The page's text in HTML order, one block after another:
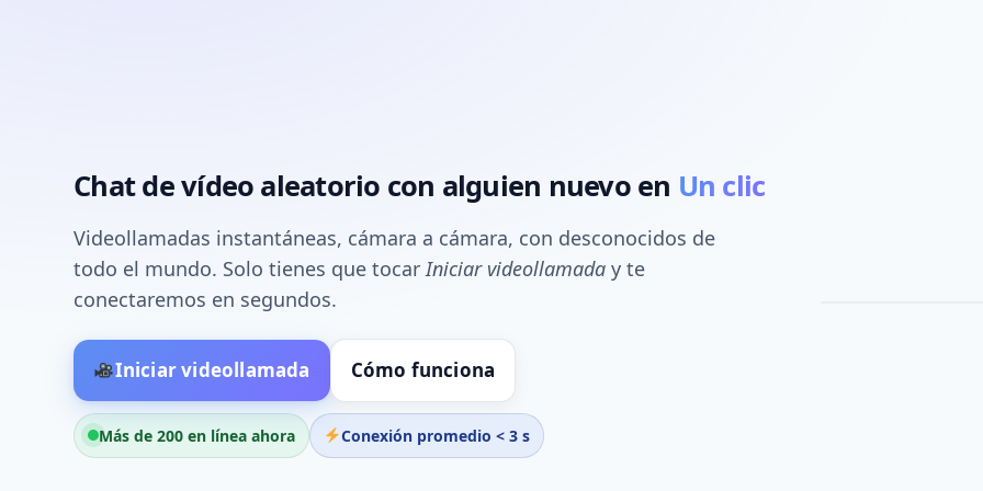
Chat de vídeo aleatorio con alguien nuevo en Un clic
Videollamadas instantáneas, cámara a cámara, con desconocidos de
todo el mundo. Solo tienes que tocar Iniciar videollamada y te
conectaremos en segundos.
Iniciar videollamada Cómo funciona
Más de 200 en línea ahora Conexión promedio < 3 s